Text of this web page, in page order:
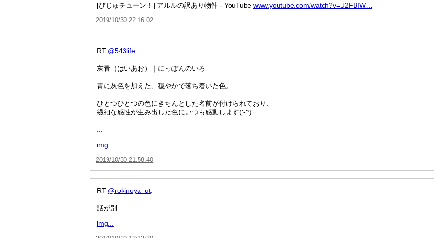
[びじゅチューン！] アルルの訳あり物件 - YouTube www.youtube.com/watch?v=U2FBIW…
2019/10/30 22:16:02
RT @543life:
灰青（はいあお）｜にっぽんのいろ
青に灰色を加えた、穏やかで落ち着いた色。
ひとつひとつの色にきちんとした名前が付けられており、
繊細な感性が生み出した色にいつも感動します('-'*)
img...
2019/10/30 21:58:40
RT @rokinoya_ut:
話が別
img...